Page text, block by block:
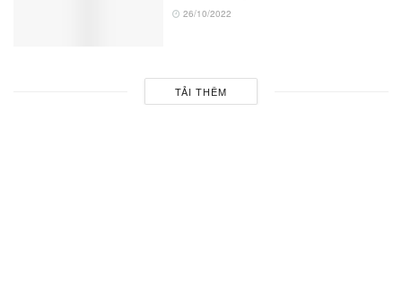
26/10/2022
TẢI THÊM